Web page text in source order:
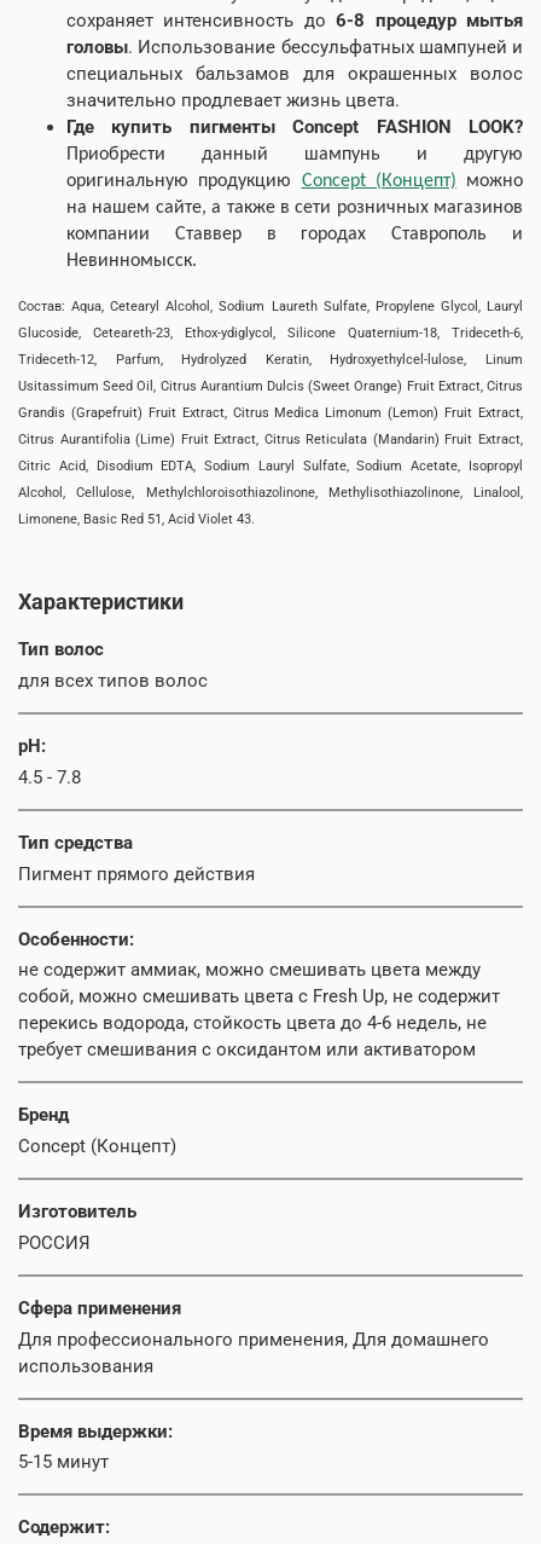
сохраняет интенсивность до6-8 процедур мытья
головы. Использование бессульфатных шампуней и
специальных бальзамов для окрашенных волос
значительно продлевает жизнь цвета.
Где купить пигменты Concept FASHION LOOK?
Приобрести данный шампунь и другую
оригинальную продукцию Concept (Концепт) можно
на нашем сайте, а также в сети розничных магазинов
компании Ставвер в городах Ставрополь и
Невинномысск.
Состав:Aqua, Cetearyl Alcohol, Sodium Laureth Sulfate, Propylene Glycol, Lauryl
Glucoside, Ceteareth-23, Ethox-ydiglycol, Silicone Quaternium-18, Trideceth-6,
Trideceth-12, Parfum, Hydrolyzed Keratin, Hydroxyethylсel-lulose, Linum
Usitassimum Seed Oil, Сitrus Aurantium Dulcis (Sweet Orange) Fruit Extract, Citrus
Grandis (Grapefruit) Fruit Extract, Citrus Medica Limonum (Lemon) Fruit Еxtract,
Citrus Aurantifolia (Lime) Fruit Extract, Citrus Reticulata (Mandarin) Fruit Extract,
Citric Acid, Disodium EDTA, Sodium Lauryl Sulfate, Sodium Acetate, Isopropyl
Alcohol, Cellulose, Methylchloroisothiazolinone, Methylisothiazolinone, Linalool,
Limonene, Basic Red 51, Acid Violet 43.
Характеристики
Тип волос
для всех типов волос
pH:
4.5 - 7.8
Тип средства
Пигмент прямого действия
Особенности:
не содержит аммиак, можно смешивать цвета между
собой, можно смешивать цвета с Fresh Up, не содержит
перекись водорода, стойкость цвета до 4-6 недель, не
требует смешивания с оксидантом или активатором
Бренд
Concept (Концепт)
Изготовитель
РОССИЯ
Сфера применения
Для профессионального применения, Для домашнего
использования
Время выдержки:
5-15 минут
Содержит: